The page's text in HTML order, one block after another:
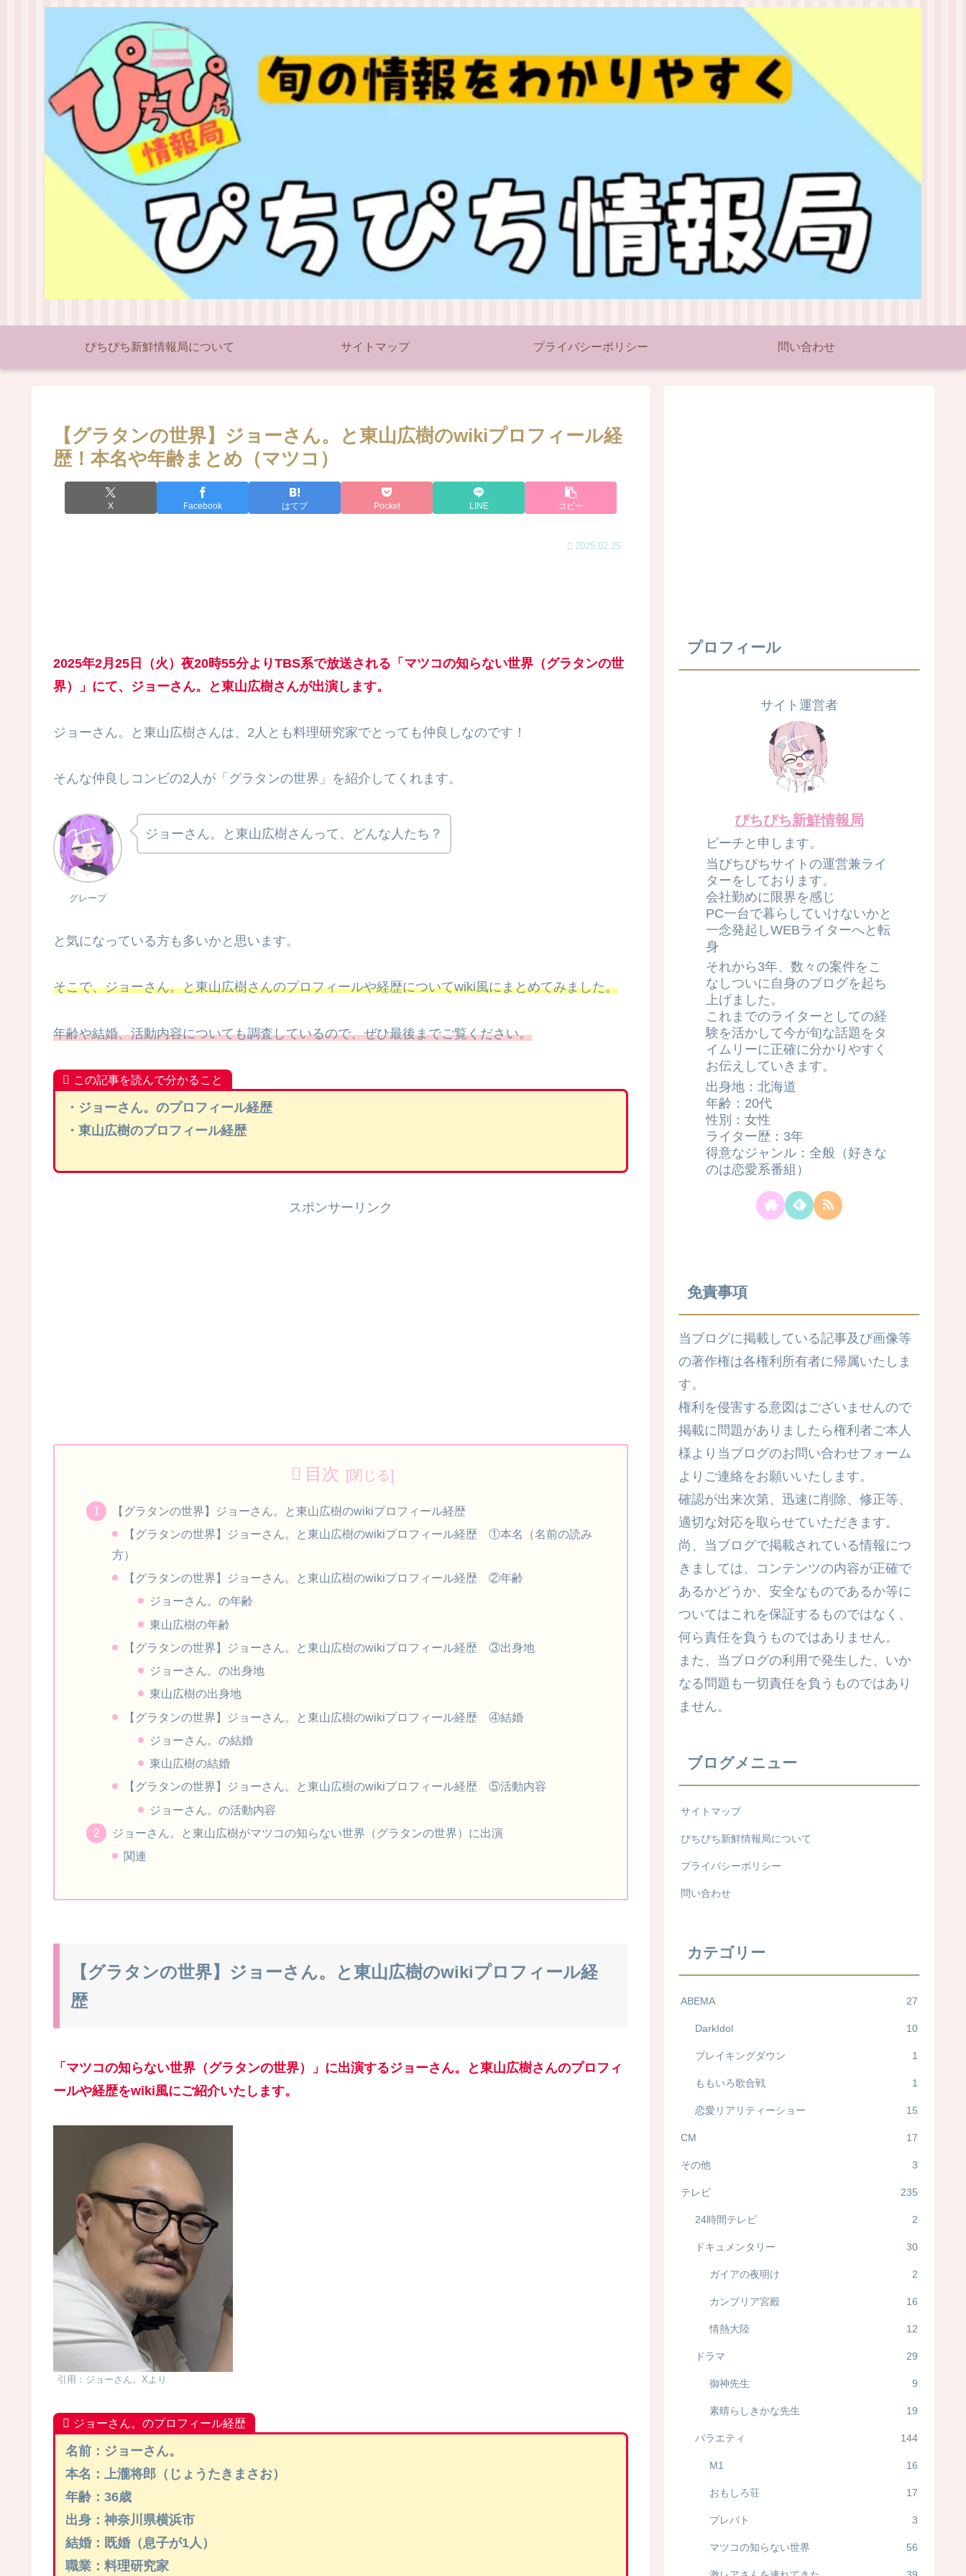
ぴちぴち新鮮情報局について サイトマップ プライバシーポリシー 問い合わせ
【グラタンの世界】ジョーさん。と東山広樹のwikiプロフィール経
歴！本名や年齢まとめ（マツコ）
X Facebook はてブ Pocket LINE コピー
2025.02.25
2025年2月25日（火）夜20時55分よりTBS系で放送される「マツコの知らない世界（グラタンの世
界）」にて、ジョーさん。と東山広樹さんが出演します。
ジョーさん。と東山広樹さんは、2人とも料理研究家でとっても仲良しなのです！
そんな仲良しコンビの2人が「グラタンの世界」を紹介してくれます。
グレープ
ジョーさん。と東山広樹さんって、どんな人たち？
と気になっている方も多いかと思います。
そこで、ジョーさん。と東山広樹さんのプロフィールや経歴についてwiki風にまとめてみました。
年齢や結婚、活動内容についても調査しているので、ぜひ最後までご覧ください。
この記事を読んで分かること
・ジョーさん。のプロフィール経歴
・東山広樹のプロフィール経歴
スポンサーリンク
目次
【グラタンの世界】ジョーさん。と東山広樹のwikiプロフィール経歴
【グラタンの世界】ジョーさん。と東山広樹のwikiプロフィール経歴 ①本名（名前の読み
方）
【グラタンの世界】ジョーさん。と東山広樹のwikiプロフィール経歴 ②年齢
ジョーさん。の年齢
東山広樹の年齢
【グラタンの世界】ジョーさん。と東山広樹のwikiプロフィール経歴 ③出身地
ジョーさん。の出身地
東山広樹の出身地
【グラタンの世界】ジョーさん。と東山広樹のwikiプロフィール経歴 ④結婚
ジョーさん。の結婚
東山広樹の結婚
【グラタンの世界】ジョーさん。と東山広樹のwikiプロフィール経歴 ⑤活動内容
ジョーさん。の活動内容
ジョーさん。と東山広樹がマツコの知らない世界（グラタンの世界）に出演
関連
【グラタンの世界】ジョーさん。と東山広樹のwikiプロフィール経
歴
「マツコの知らない世界（グラタンの世界）」に出演するジョーさん。と東山広樹さんのプロフィ
ールや経歴をwiki風にご紹介いたします。
引用：ジョーさん。Xより
ジョーさん。のプロフィール経歴
名前：ジョーさん。
本名：上瀧将郎（じょうたきまさお）
年齢：36歳
出身：神奈川県横浜市
結婚：既婚（息子が1人）
職業：料理研究家
プロフィール
サイト運営者
ぴちぴち新鮮情報局
ピーチと申します。
当ぴちぴちサイトの運営兼ライ
ターをしております。
会社勤めに限界を感じ
PC一台で暮らしていけないかと
一念発起しWEBライターへと転
身
それから3年、数々の案件をこ
なしついに自身のブログを起ち
上げました。
これまでのライターとしての経
験を活かして今が旬な話題をタ
イムリーに正確に分かりやすく
お伝えしていきます。
出身地：北海道
年齢：20代
性別：女性
ライター歴：3年
得意なジャンル：全般（好きな
のは恋愛系番組）
免責事項
当ブログに掲載している記事及び画像等
の著作権は各権利所有者に帰属いたしま
す。
権利を侵害する意図はございませんので
掲載に問題がありましたら権利者ご本人
様より当ブログのお問い合わせフォーム
よりご連絡をお願いいたします。
確認が出来次第、迅速に削除、修正等、
適切な対応を取らせていただきます。
尚、当ブログで掲載されている情報につ
きましては、コンテンツの内容が正確で
あるかどうか、安全なものであるか等に
ついてはこれを保証するものではなく、
何ら責任を負うものではありません。
また、当ブログの利用で発生した、いか
なる問題も一切責任を負うものではあり
ません。
ブログメニュー
サイトマップ
ぴちぴち新鮮情報局について
プライバシーポリシー
問い合わせ
カテゴリー
ABEMA 27
DarkIdol 10
ブレイキングダウン 1
ももいろ歌合戦 1
恋愛リアリティーショー 15
CM 17
その他 3
テレビ 235
24時間テレビ 2
ドキュメンタリー 30
ガイアの夜明け 2
カンブリア宮殿 16
情熱大陸 12
ドラマ 29
御神先生 9
素晴らしきかな先生 19
バラエティ 144
M1 16
おもしろ荘 17
プレバト 3
マツコの知らない世界 56